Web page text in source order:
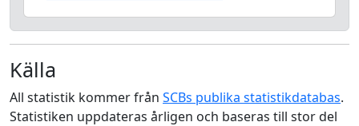
Källa
All statistik kommer från SCBs publika statistikdatabas.
Statistiken uppdateras årligen och baseras till stor del